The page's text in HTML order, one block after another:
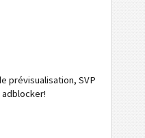
prévisualisation, SVP